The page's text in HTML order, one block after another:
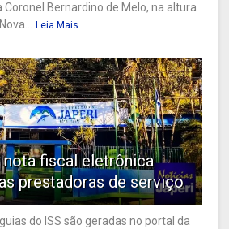
Coronel Bernardino de Melo, na altura
Leia Mais
fiscal eletrônica
prestadoras de serviço
do ISS são geradas no portal da